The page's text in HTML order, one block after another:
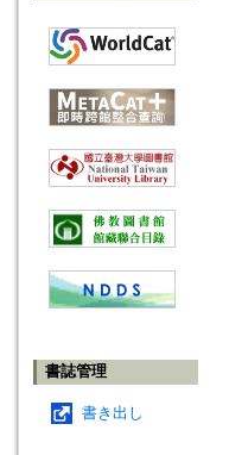
書誌管理
書き出し